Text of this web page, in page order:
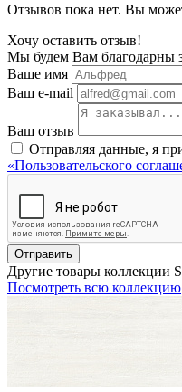
Отзывов пока нет. Вы
Хочу оставить отзыв!
Мы будем Вам благодарны
Ваше имя
Ваш e-mail
Ваш отзыв
Отправляя данные, я
«Пользовательского
Отправить
Другие товары коллекции
Посмотреть всю коллекцию